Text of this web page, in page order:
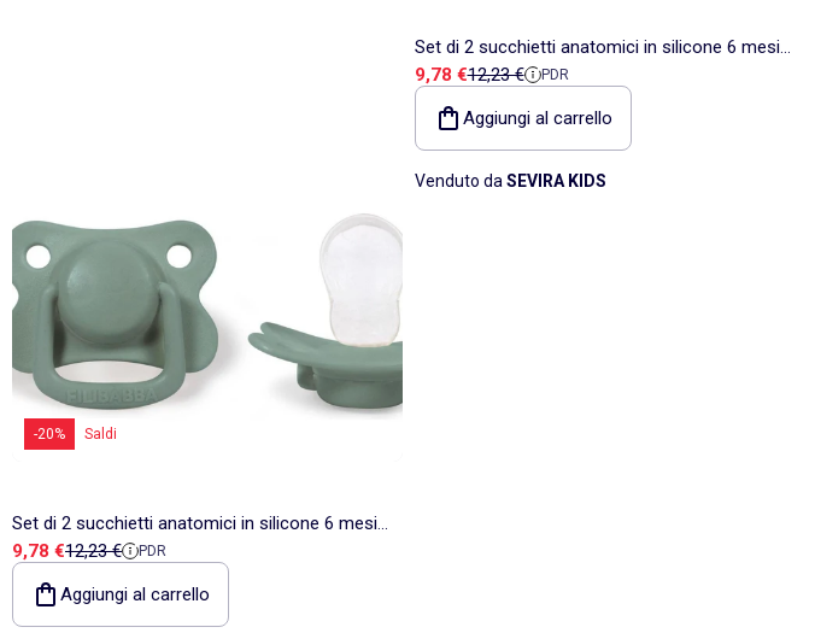
-20% Saldi
Set di 2 succhietti anatomici in silicone 6 mesi
e oltre | Filibabba
Prezzo di vendita
9,78 €Prezzo di riferimento
12,23 € PDR
Aggiungi al carrello
Set di 2 succhietti anatomici in silicone 6 mesi
e oltre | Filibabba
Prezzo di vendita
9,78 €Prezzo di riferimento
12,23 € PDR
Aggiungi al carrello
Venduto da SEVIRA KIDS